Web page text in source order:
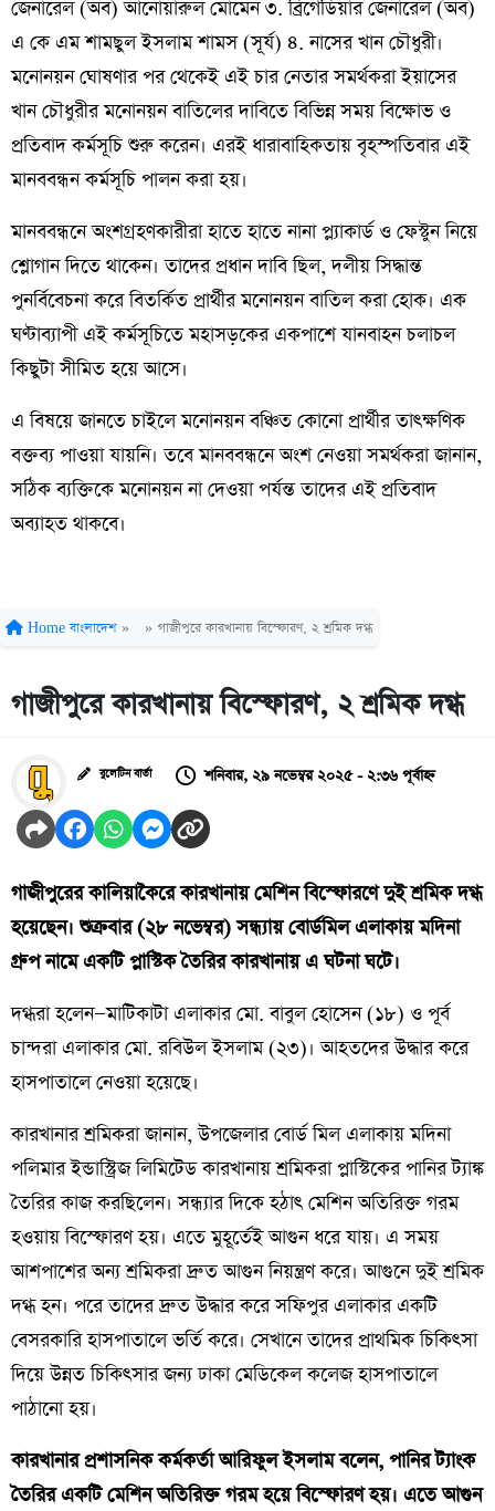
জেনারেল (অব) আনোয়ারুল মোমেন ৩. ব্রিগেডিয়ার জেনারেল (অব)
এ কে এম শামছুল ইসলাম শামস (সূর্য) ৪. নাসের খান চৌধুরী।
মনোনয়ন ঘোষণার পর থেকেই এই চার নেতার সমর্থকরা ইয়াসের
খান চৌধুরীর মনোনয়ন বাতিলের দাবিতে বিভিন্ন সময় বিক্ষোভ ও
প্রতিবাদ কর্মসূচি শুরু করেন। এরই ধারাবাহিকতায় বৃহস্পতিবার এই
মানববন্ধন কর্মসূচি পালন করা হয়।
মানববন্ধনে অংশগ্রহণকারীরা হাতে হাতে নানা প্ল্যাকার্ড ও ফেস্টুন নিয়ে
শ্লোগান দিতে থাকেন। তাদের প্রধান দাবি ছিল, দলীয় সিদ্ধান্ত
পুনর্বিবেচনা করে বিতর্কিত প্রার্থীর মনোনয়ন বাতিল করা হোক। এক
ঘণ্টাব্যাপী এই কর্মসূচিতে মহাসড়কের একপাশে যানবাহন চলাচল
কিছুটা সীমিত হয়ে আসে।
এ বিষয়ে জানতে চাইলে মনোনয়ন বঞ্চিত কোনো প্রার্থীর তাৎক্ষণিক
বক্তব্য পাওয়া যায়নি। তবে মানববন্ধনে অংশ নেওয়া সমর্থকরা জানান,
সঠিক ব্যক্তিকে মনোনয়ন না দেওয়া পর্যন্ত তাদের এই প্রতিবাদ
অব্যাহত থাকবে।
Home বাংলাদেশ » » গাজীপুরে কারখানায় বিস্ফোরণ, ২ শ্রমিক দগ্ধ
গাজীপুরে কারখানায় বিস্ফোরণ, ২ শ্রমিক দগ্ধ
বুলেটিন বার্তা শনিবার, ২৯ নভেম্বর ২০২৫ - ২:৩৬ পূর্বাহ্ন
গাজীপুরের কালিয়াকৈরে কারখানায় মেশিন বিস্ফোরণে দুই শ্রমিক দগ্ধ
হয়েছেন। শুক্রবার (২৮ নভেম্বর) সন্ধ্যায় বোর্ডমিল এলাকায় মদিনা
গ্রুপ নামে একটি প্লাস্টিক তৈরির কারখানায় এ ঘটনা ঘটে।
দগ্ধরা হলেন—মাটিকাটা এলাকার মো. বাবুল হোসেন (১৮) ও পূর্ব
চান্দরা এলাকার মো. রবিউল ইসলাম (২৩)। আহতদের উদ্ধার করে
হাসপাতালে নেওয়া হয়েছে।
কারখানার শ্রমিকরা জানান, উপজেলার বোর্ড মিল এলাকায় মদিনা
পলিমার ইন্ডাস্ট্রিজ লিমিটেড কারখানায় শ্রমিকরা প্লাস্টিকের পানির ট্যাঙ্ক
তৈরির কাজ করছিলেন। সন্ধ্যার দিকে হঠাৎ মেশিন অতিরিক্ত গরম
হওয়ায় বিস্ফোরণ হয়। এতে মুহূর্তেই আগুন ধরে যায়। এ সময়
আশপাশের অন্য শ্রমিকরা দ্রুত আগুন নিয়ন্ত্রণ করে। আগুনে দুই শ্রমিক
দগ্ধ হন। পরে তাদের দ্রুত উদ্ধার করে সফিপুর এলাকার একটি
বেসরকারি হাসপাতালে ভর্তি করে। সেখানে তাদের প্রাথমিক চিকিৎসা
দিয়ে উন্নত চিকিৎসার জন্য ঢাকা মেডিকেল কলেজ হাসপাতালে
পাঠানো হয়।
কারখানার প্রশাসনিক কর্মকর্তা আরিফুল ইসলাম বলেন, পানির ট্যাংক
তৈরির একটি মেশিন অতিরিক্ত গরম হয়ে বিস্ফোরণ হয়। এতে আগুন